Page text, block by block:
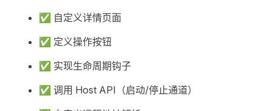
✅ 自定义详情页面
✅ 定义操作按钮
✅ 实现生命周期钩子
✅ 调用 Host API（启动/停止通道）